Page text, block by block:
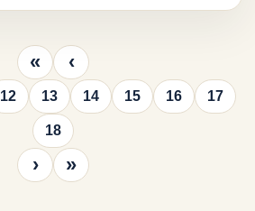
« ‹
12 13 14 15 16 17
18
› »